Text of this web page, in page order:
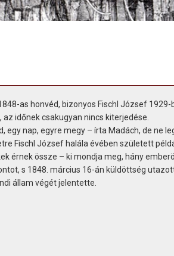
as honvéd, bizonyos Fischl József
az időnek csakugyan nincs kiterjedése.
egy nap, egyre megy – írta Madách, de ne
Fischl József halála évében született
érnek össze – ki mondja meg, hány
s 1848. március 16-án küldöttség
állam végét jelentette.